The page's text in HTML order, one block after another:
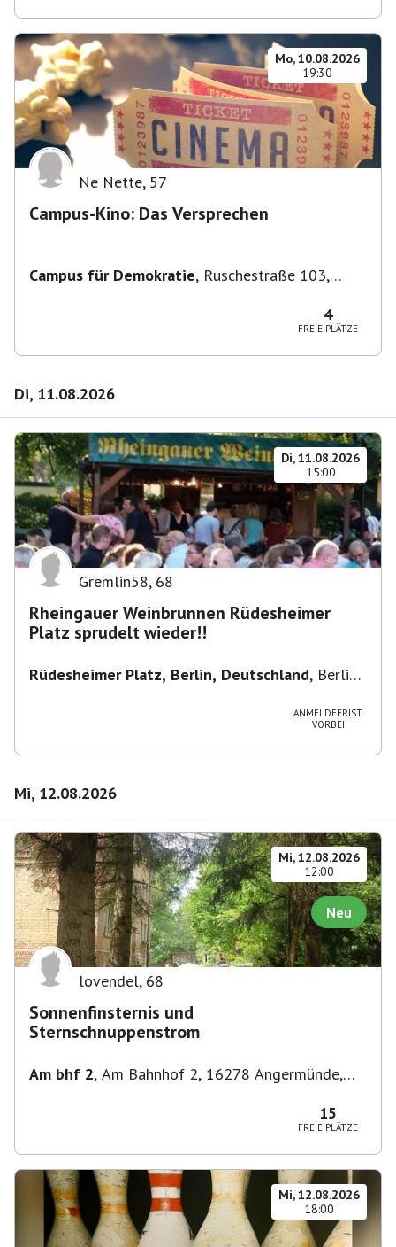
Mo, 10.08.2026
19:30
Ne Nette, 57
Campus-Kino: Das Versprechen
Campus für Demokratie, Ruschestraße 103,
4
FREIE PLÄTZE
Di, 11.08.2026
Di, 11.08.2026
15:00
Gremlin58, 68
Rheingauer Weinbrunnen Rüdesheimer
Platz sprudelt wieder!!
Rüdesheimer Platz, Berlin, Deutschland, Berlin-
ANMELDEFRIST
VORBEI
Mi, 12.08.2026
Mi, 12.08.2026
12:00
Neu
lovendel, 68
Sonnenfinsternis und
Sternschnuppenstrom
Am bhf 2, Am Bahnhof 2, 16278 Angermünde,
15
FREIE PLÄTZE
Mi, 12.08.2026
18:00